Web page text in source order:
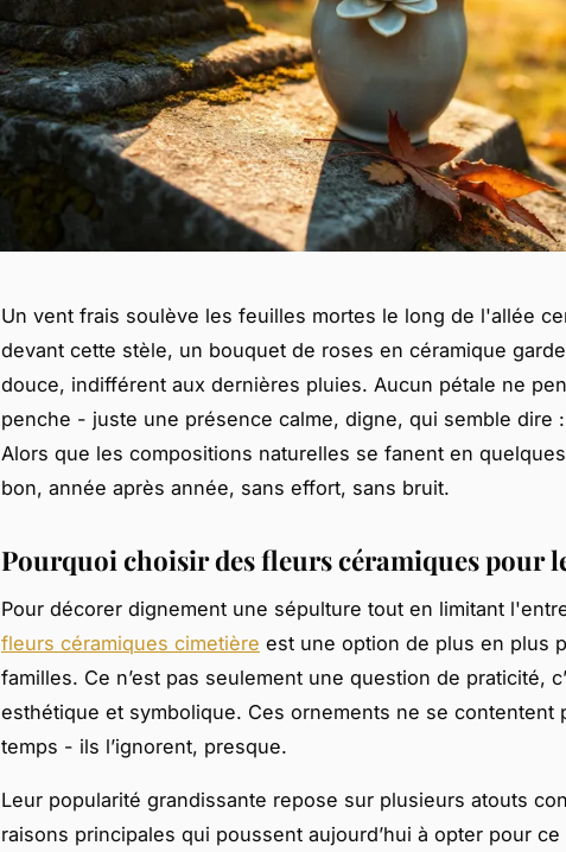
Un vent frais soulève les feuilles mortes le long de l'allée
devant cette stèle, un bouquet de roses en céramique
douce, indifférent aux dernières pluies. Aucun pétale ne
penche - juste une présence calme, digne, qui semble dire
Alors que les compositions naturelles se fanent en
bon, année après année, sans effort, sans bruit.
Pourquoi choisir des fleurs céramiques pour
Pour décorer dignement une sépulture tout en limitant
fleurs céramiques cimetière est une option de plus en plus
familles. Ce n’est pas seulement une question de praticité,
esthétique et symbolique. Ces ornements ne se contentent
temps - ils l’ignorent, presque.
Leur popularité grandissante repose sur plusieurs atouts
raisons principales qui poussent aujourd’hui à opter pour